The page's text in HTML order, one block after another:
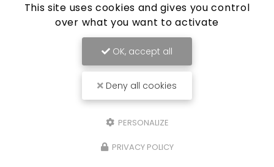
This site uses cookies and gives you control
over what you want to activate
OK, accept all
Deny all cookies
PERSONALIZE
PRIVACY POLICY